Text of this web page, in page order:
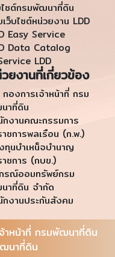
ไซต์กรมพัฒนาที่ดิน
เว็บไซต์หน่วยงาน LDD
Easy Service
Data Catalog
LDD
ยงานที่เกี่ยวข้อง
กองการเจ้าหน้าที่ กรม
าที่ดิน
กงานคณะกรรมการ
าชการพลเรือน (ก.พ.)
ทุนบำเหน็จบำนาญ
าชการ (กบข.)
รณ์ออมทรัพย์กรม
าที่ดิน จำกัด
กงานประกันสังคม
าหน้าที่ กรมพัฒนาที่ดิน
นาที่ดิน